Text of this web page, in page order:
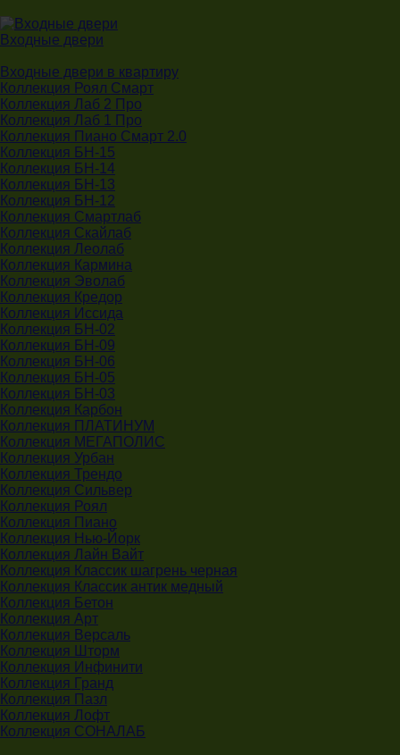
Входные двери
Входные двери в квартиру
Коллекция Роял Смарт
Коллекция Лаб 2 Про
Коллекция Лаб 1 Про
Коллекция Пиано Смарт 2.0
Коллекция БН-15
Коллекция БН-14
Коллекция БН-13
Коллекция БН-12
Коллекция Смартлаб
Коллекция Скайлаб
Коллекция Леолаб
Коллекция Кармина
Коллекция Эволаб
Коллекция Кредор
Коллекция Иссида
Коллекция БН-02
Коллекция БН-09
Коллекция БН-06
Коллекция БН-05
Коллекция БН-03
Коллекция Карбон
Коллекция ПЛАТИНУМ
Коллекция МЕГАПОЛИС
Коллекция Урбан
Коллекция Трендо
Коллекция Сильвер
Коллекция Роял
Коллекция Пиано
Коллекция Нью-Йорк
Коллекция Лайн Вайт
Коллекция Классик шагрень черная
Коллекция Классик антик медный
Коллекция Бетон
Коллекция Арт
Коллекция Версаль
Коллекция Шторм
Коллекция Инфинити
Коллекция Гранд
Коллекция Пазл
Коллекция Лофт
Коллекция СОНАЛАБ